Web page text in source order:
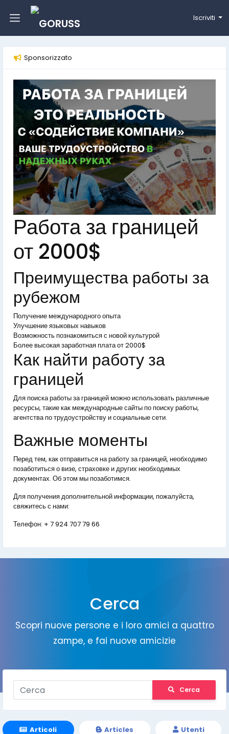
Iscriviti
Sponsorizzato
Работа за границей
от 2000$
Преимущества работы за
рубежом
Получение международного опыта
Улучшение языковых навыков
Возможность познакомиться с новой культурой
Более высокая заработная плата от 2000$
Как найти работу за
границей
Для поиска работы за границей можно использовать различные
ресурсы, такие как международные сайты по поиску работы,
агентства по трудоустройству и социальные сети.
Важные моменты
Перед тем, как отправиться на работу за границей, необходимо
позаботиться о визе, страховке и других необходимых
документах. Об этом мы позаботимся.
Для получения дополнительной информации, пожалуйста,
свяжитесь с нами:
Телефон: + 7 924 707 79 66
Cerca
Scopri nuove persone e i loro amici a quattro
zampe, e fai nuove amicizie
Cerca
Articoli Articles Utenti